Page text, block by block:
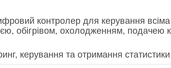
контролер для керування
обігрівом, охолодженням, подачею
керування та отримання статистики